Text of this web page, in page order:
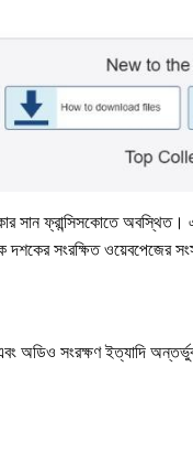
সান ফ্রান্সিসকোতে
দশকের সংরক্ষিত
অডিও সংরক্ষণ ইত্যাদি